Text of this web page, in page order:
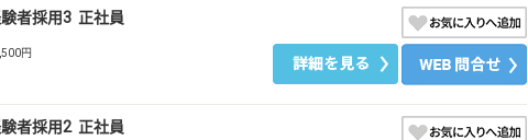
者採用3 正社員
円
者採用2 正社員